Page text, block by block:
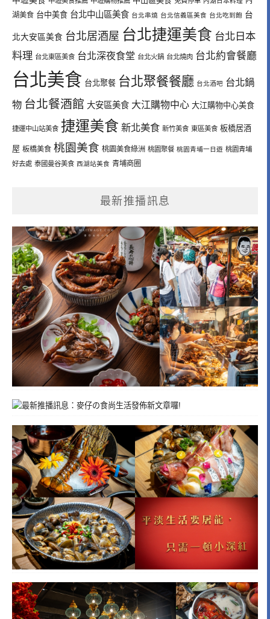
湖美食 台中美食 台北中山區美食 台北串燒 台北信義區美食 台北吃到飽 台
北大安區美食 台北居酒屋 台北捷運美食 台北日本
料理 台北東區美食 台北深夜食堂 台北火鍋 台北燒肉 台北約會餐廳
台北美食 台北聚餐 台北聚餐餐廳 台北酒吧 台北鍋
物 台北餐酒館 大安區美食 大江購物中心 大江購物中心美食
捷運中山站美食 捷運美食 新北美食 新竹美食 東區美食 板橋居酒
屋 板橋美食 桃園美食 桃園美食綠洲 桃園聚餐 桃園青埔一日遊 桃園青埔
好去處 泰國曼谷美食 西湖站美食 青埔商圈
最新推播訊息